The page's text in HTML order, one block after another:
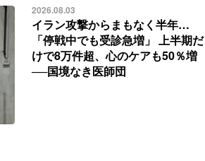
2026.08.03
イラン攻撃からまもなく半年…
「停戦中でも受診急増」 上半期だ
けで8万件超、心のケアも50％増
──国境なき医師団